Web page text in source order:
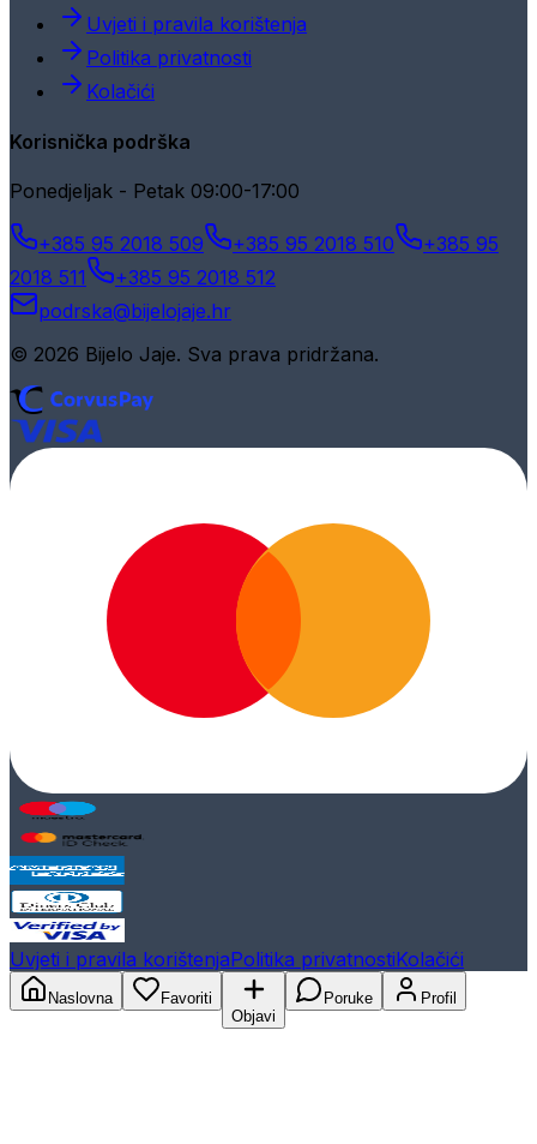
Uvjeti i pravila korištenja
Politika privatnosti
Kolačići
Korisnička podrška
Ponedjeljak - Petak 09:00-17:00
+385 95 2018 509 +385 95 2018 510
+385 95
2018 511
+385 95 2018 512
podrska@bijelojaje.hr
© 2026 Bijelo Jaje. Sva prava pridržana.
Uvjeti i pravila korištenjaPolitika privatnostiKolačići
Naslovna
Favoriti
Objavi
Poruke Profil